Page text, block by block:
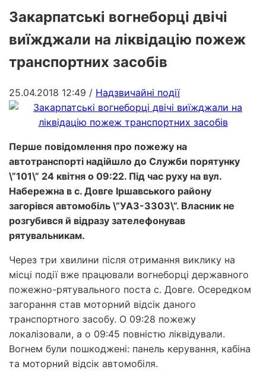
Закарпатські вогнеборці двічі
виїжджали на ліквідацію пожеж
транспортних засобів
25.04.2018 12:49 / Надзвичайні події
Перше повідомлення про пожежу на
автотранспорті надійшло до Служби порятунку
\”101\” 24 квітня о 09:22. Під час руху на вул.
Набережна в с. Довге Іршавського району
загорівся автомобіль \”УАЗ-3303\”. Власник не
розгубився й відразу зателефонував
рятувальникам.
Через три хвилини після отримання виклику на
місці події вже працювали вогнеборці державного
пожежно-рятувального поста с. Довге. Осередком
загорання став моторний відсік даного
транспортного засобу. О 09:28 пожежу
локалізовали, а о 09:45 повністю ліквідували.
Вогнем були пошкоджені: панель керування, кабіна
та моторний відсік автомобіля.